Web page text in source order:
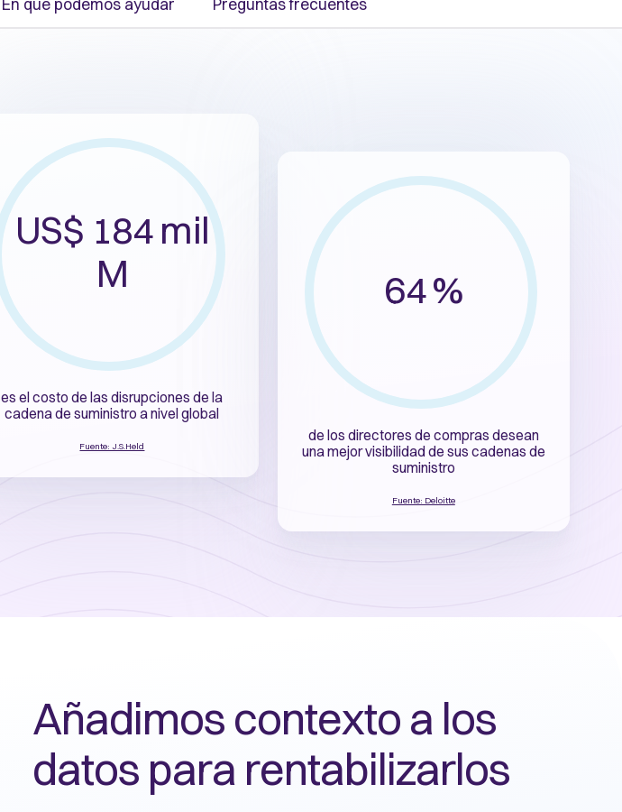
En qué podemos ayudar Preguntas frecuentes
US$ 184 mil
M
es el costo de las disrupciones de la
cadena de suministro a nivel global
Fuente: J.S.Held
64 %
de los directores de compras desean
una mejor visibilidad de sus cadenas de
suministro
Fuente: Deloitte
Añadimos contexto a los
datos para rentabilizarlos